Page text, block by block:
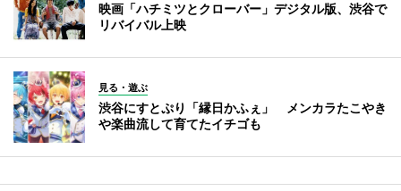
映画「ハチミツとクローバー」デジタル版、渋谷で
リバイバル上映
見る・遊ぶ
渋谷にすとぷり「縁日かふぇ」 メンカラたこやき
や楽曲流して育てたイチゴも